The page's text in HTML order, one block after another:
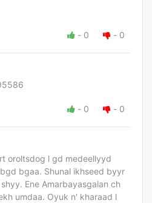
- 0 - 0
- 0 - 0
oroltsdog l gd medeellyyd
bgaa. Shunal ikhseed byyr
Ene Amarbayasgalan ch
umdaa. Oyuk n' kharaad l